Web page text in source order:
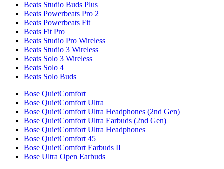
Beats Studio Buds Plus
Beats Powerbeats Pro 2
Beats Powerbeats Fit
Beats Fit Pro
Beats Studio Pro Wireless
Beats Studio 3 Wireless
Beats Solo 3 Wireless
Beats Solo 4
Beats Solo Buds
Bose QuietComfort
Bose QuietComfort Ultra
Bose QuietComfort Ultra Headphones (2nd Gen)
Bose QuietComfort Ultra Earbuds (2nd Gen)
Bose QuietComfort Ultra Headphones
Bose QuietComfort 45
Bose QuietComfort Earbuds II
Bose Ultra Open Earbuds